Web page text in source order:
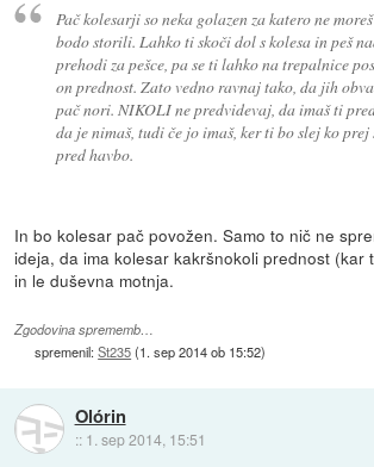
Pač kolesarji so neka golazen za katero ne
bodo storili. Lahko ti skoči dol s kolesa in peš
prehodi za pešce, pa se ti lahko na trepalnice
on prednost. Zato vedno ravnaj tako, da jih
pač nori. NIKOLI ne predvidevaj, da imaš ti
da je nimaš, tudi če jo imaš, ker ti bo slej ko
pred havbo.
In bo kolesar pač povožen. Samo to nič ne
ideja, da ima kolesar kakršnokoli prednost (kar
in le duševna motnja.
Zgodovina sprememb…
spremenil:St235(1. sep 2014 ob 15:52)
Olórin
:: 1. sep 2014, 15:51